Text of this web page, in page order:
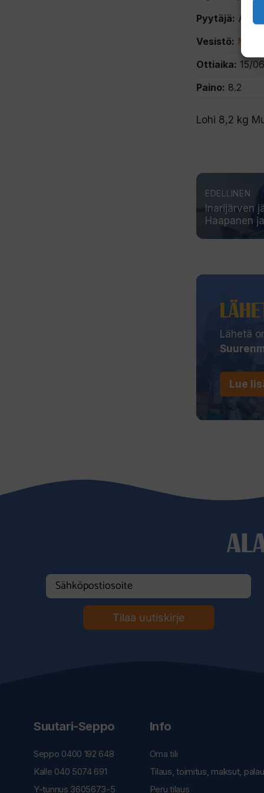
Pyytäjä:
Vesistö:
Ottiaika: 15/
Paino: 8.2
Lohi 8,2 kg
EDELLINEN
Inarijärven
Haapanen
Lähetä
Lue
Tilaa uutiskirje
Suutari-Seppo
Seppo 0400 192 648
Kalle 040 5074 691
Y-tunnus 3605673-5
Info
Oma tili
Tilaus, toimitus, maksut,
Peru tilaus